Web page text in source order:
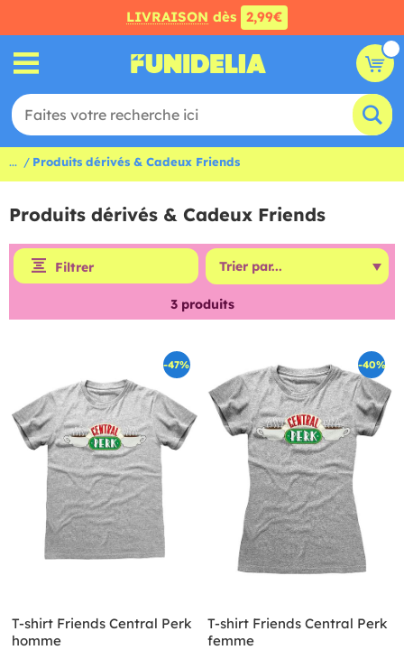
LIVRAISON dès 2,99€
... Produits dérivés & Cadeux Friends
Produits dérivés & Cadeux Friends
Filtrer
3produits
-47%
T-shirt Friends Central Perk
homme
-40%
T-shirt Friends Central Perk
femme